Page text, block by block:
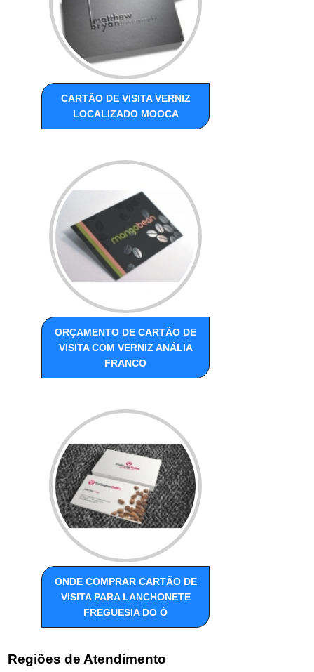
CARTÃO DE VISITA VERNIZ
LOCALIZADO MOOCA
ORÇAMENTO DE CARTÃO DE
VISITA COM VERNIZ ANÁLIA
FRANCO
ONDE COMPRAR CARTÃO DE
VISITA PARA LANCHONETE
FREGUESIA DO Ó
Regiões de Atendimento